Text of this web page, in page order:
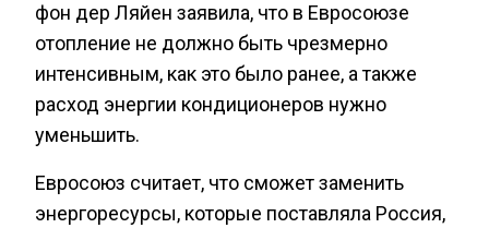
фон дер Ляйен заявила, что в Евросоюзе
отопление не должно быть чрезмерно
интенсивным, как это было ранее, а также
расход энергии кондиционеров нужно
уменьшить.
Евросоюз считает, что сможет заменить
энергоресурсы, которые поставляла Россия,